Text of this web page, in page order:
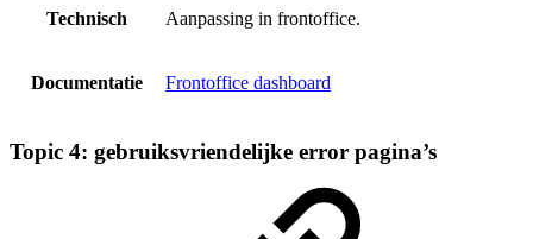
Technisch Aanpassing in frontoffice.
Documentatie Frontoffice dashboard
Topic 4: gebruiksvriendelijke error pagina’s